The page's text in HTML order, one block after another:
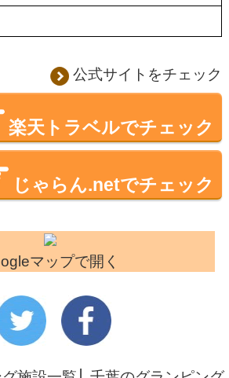
公式サイトをチェック
楽天トラベルでチェック
じゃらん.netでチェック
マップで開く